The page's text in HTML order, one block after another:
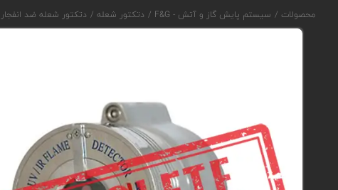
محصولات / سیستم پایش گاز و آتش - F&G / دتکتور شعله / دتکتور شعله ضد انفجار